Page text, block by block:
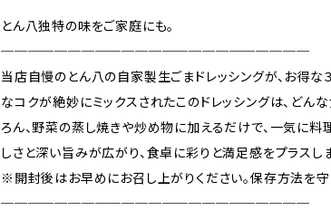
とん八独特の味をご家庭にも。
───────────────────────
当店自慢のとん八の自家製生ごまドレッシングが、お得な
なコクが絶妙にミックスされたこのドレッシングは、どん
ろん、野菜の蒸し焼きや炒め物に加えるだけで、一気に
しさと深い旨みが広がり、食卓に彩りと満足感をプラスしま
※開封後はお早めにお召し上がりください。保存方法を守
───────────────────────